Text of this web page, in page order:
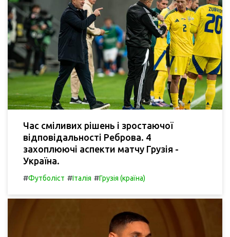
Час сміливих рішень і зростаючої
відповідальності Реброва. 4
захоплюючі аспекти матчу Грузія -
Україна.
#Футболіст #Італія #Грузія (країна)